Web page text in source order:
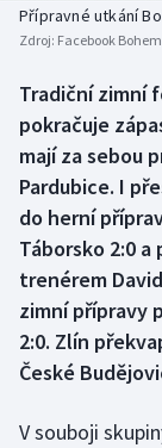
Boby a
Box
Curling
Dostihy
Florbal
Futsal
Golf
Gymnastika
AZ kvíz
Přípravné utkání
Zdroj: Facebook
Tradiční zimní
pokračuje
mají za sebou
Pardubice. I
do herní
Táborsko 2:0
trenérem
zimní přípravy
2:0. Zlín
České
V souboji